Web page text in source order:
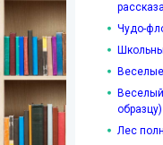
Чудо-
Лес